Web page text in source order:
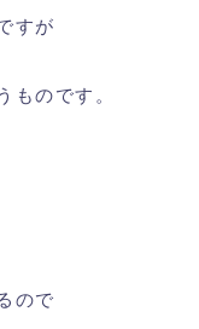
すが
ものです。
ので